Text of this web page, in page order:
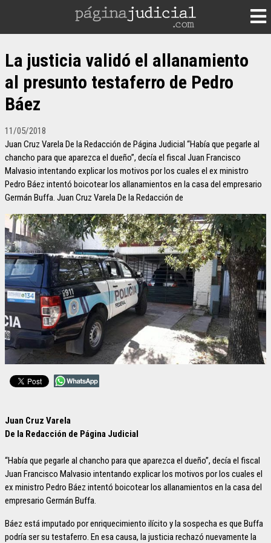
La justicia validó el allanamiento
al presunto testaferro de Pedro
Báez
11/05/2018
Juan Cruz Varela De la Redacción de Página Judicial “Había que pegarle al
chancho para que aparezca el dueño”, decía el fiscal Juan Francisco
Malvasio intentando explicar los motivos por los cuales el ex ministro
Pedro Báez intentó boicotear los allanamientos en la casa del empresario
Germán Buffa. Juan Cruz Varela De la Redacción de
Juan Cruz Varela
De la Redacción de Página Judicial
“Había que pegarle al chancho para que aparezca el dueño”, decía el fiscal
Juan Francisco Malvasio intentando explicar los motivos por los cuales el
ex ministro Pedro Báez intentó boicotear los allanamientos en la casa del
empresario Germán Buffa.
Báez está imputado por enriquecimiento ilícito y la sospecha es que Buffa
podría ser su testaferro. En esa causa, la justicia rechazó nuevamente la